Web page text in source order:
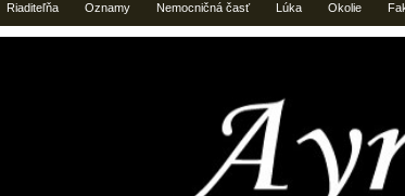
Riaditeľňa Oznamy Nemocničná časť Lúka Okolie